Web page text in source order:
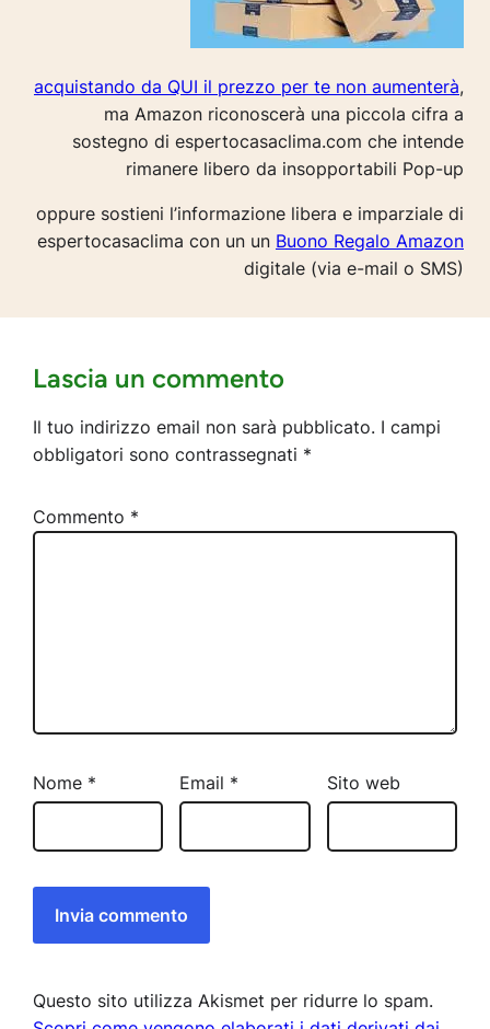
acquistando da QUI il prezzo per te non aumenterà,
ma Amazon riconoscerà una piccola cifra a
sostegno di espertocasaclima.com che intende
rimanere libero da insopportabili Pop-up
oppure sostieni l’informazione libera e imparziale di
espertocasaclima con un un Buono Regalo Amazon
digitale (via e-mail o SMS)
Lascia un commento
Il tuo indirizzo email non sarà pubblicato. I campi
obbligatori sono contrassegnati *
Commento *
Nome * Email * Sito web
Questo sito utilizza Akismet per ridurre lo spam.